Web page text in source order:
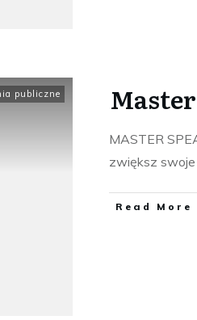
publiczne
MASTER
zwiększ
​Read More